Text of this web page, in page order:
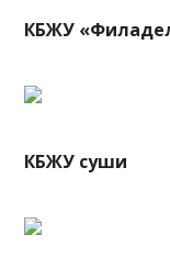
КБЖУ
КБЖУ суши